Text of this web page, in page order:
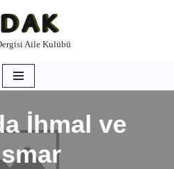
Aile Kulübü
İhmal ve